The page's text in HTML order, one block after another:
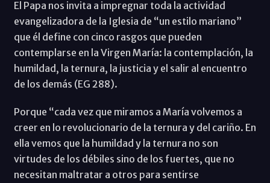
El Papa nos invita a impregnar toda la actividad
evangelizadora de la Iglesia de “un estilo mariano”
que él define con cinco rasgos que pueden
contemplarse en la Virgen María: la contemplación, la
humildad, la ternura, la justicia y el salir al encuentro
de los demás (EG 288).
Porque “cada vez que miramos a María volvemos a
creer en lo revolucionario de la ternura y del cariño. En
ella vemos que la humildad y la ternura no son
virtudes de los débiles sino de los fuertes, que no
necesitan maltratar a otros para sentirse